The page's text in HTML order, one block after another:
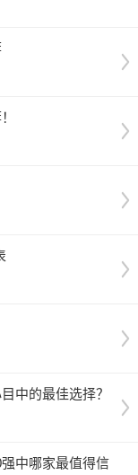
中的最佳选择？
中哪家最值得信